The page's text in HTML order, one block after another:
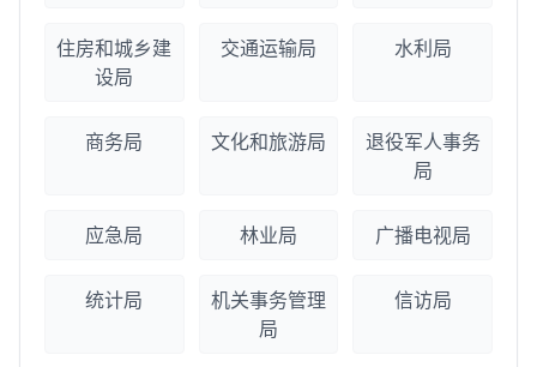
住房和城乡建
设局
交通运输局 水利局
商务局 文化和旅游局
退役军人事务
局
应急局 林业局 广播电视局
统计局
机关事务管理
局
信访局